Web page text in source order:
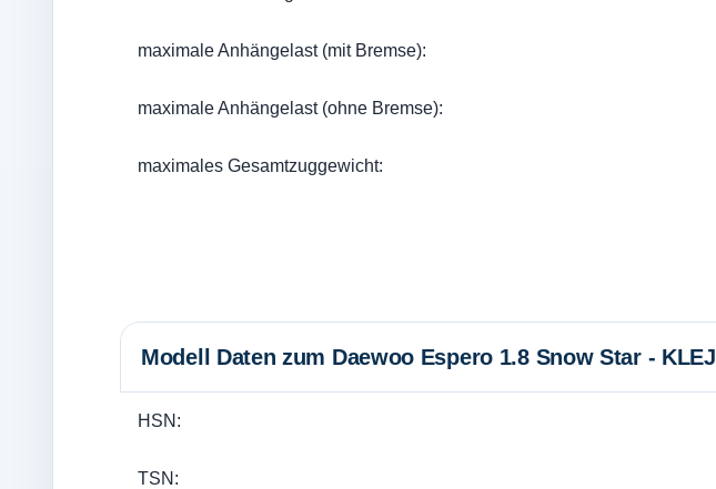
maximale Anhängelast (mit Bremse):
maximale Anhängelast (ohne Bremse):
maximales Gesamtzuggewicht:
Modell Daten zum Daewoo Espero 1.8 Snow Star - KLEJ
HSN:
TSN: